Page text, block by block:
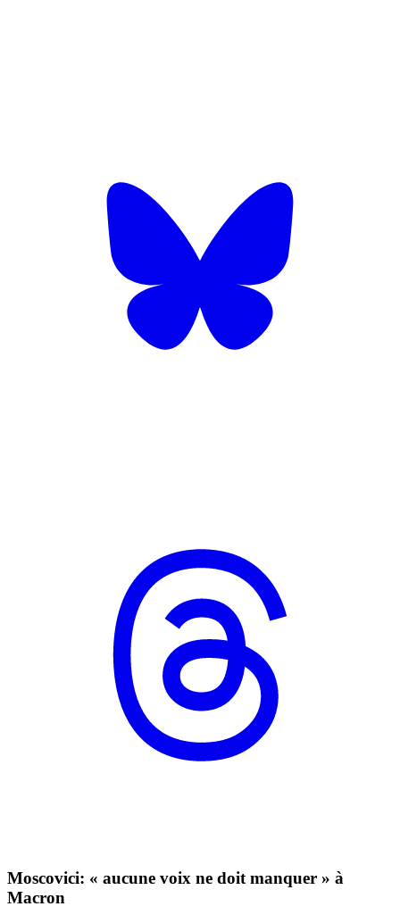
Moscovici: « aucune voix ne doit manquer » à
Macron